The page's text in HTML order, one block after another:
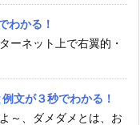
わかる！
ーネット上で右翼的・
文が３秒でわかる！
～、ダメダメとは、お